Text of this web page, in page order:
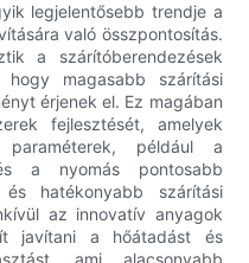
legjelentősebb trendje a
való összpontosítás.
a szárítóberendezések
hogy magasabb szárítási
érjenek el. Ez magában
fejlesztését, amelyek
például a
a nyomás pontosabb
hatékonyabb szárítási
az innovatív anyagok
javítani a hőátadást és